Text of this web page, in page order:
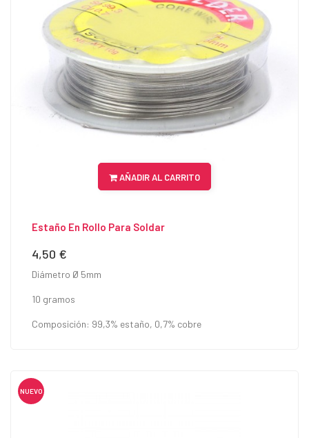
AÑADIR AL CARRITO
Estaño En Rollo Para Soldar
Precio
4,50 €
Diámetro Ø 5mm
10 gramos
Composición: 99,3% estaño, 0,7% cobre
NUEVO